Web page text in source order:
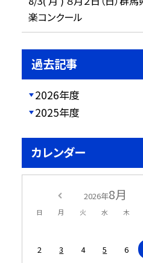
楽コンクール
過去記事
2026年度
2025年度
カレンダー
2026年8月
日 月 火 水 木
2
3 4 5 6